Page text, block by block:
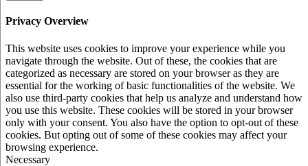
Privacy Overview
This website uses cookies to improve your experience while you
navigate through the website. Out of these, the cookies that are
categorized as necessary are stored on your browser as they are
essential for the working of basic functionalities of the website. We
also use third-party cookies that help us analyze and understand how
you use this website. These cookies will be stored in your browser
only with your consent. You also have the option to opt-out of these
cookies. But opting out of some of these cookies may affect your
browsing experience.
Necessary